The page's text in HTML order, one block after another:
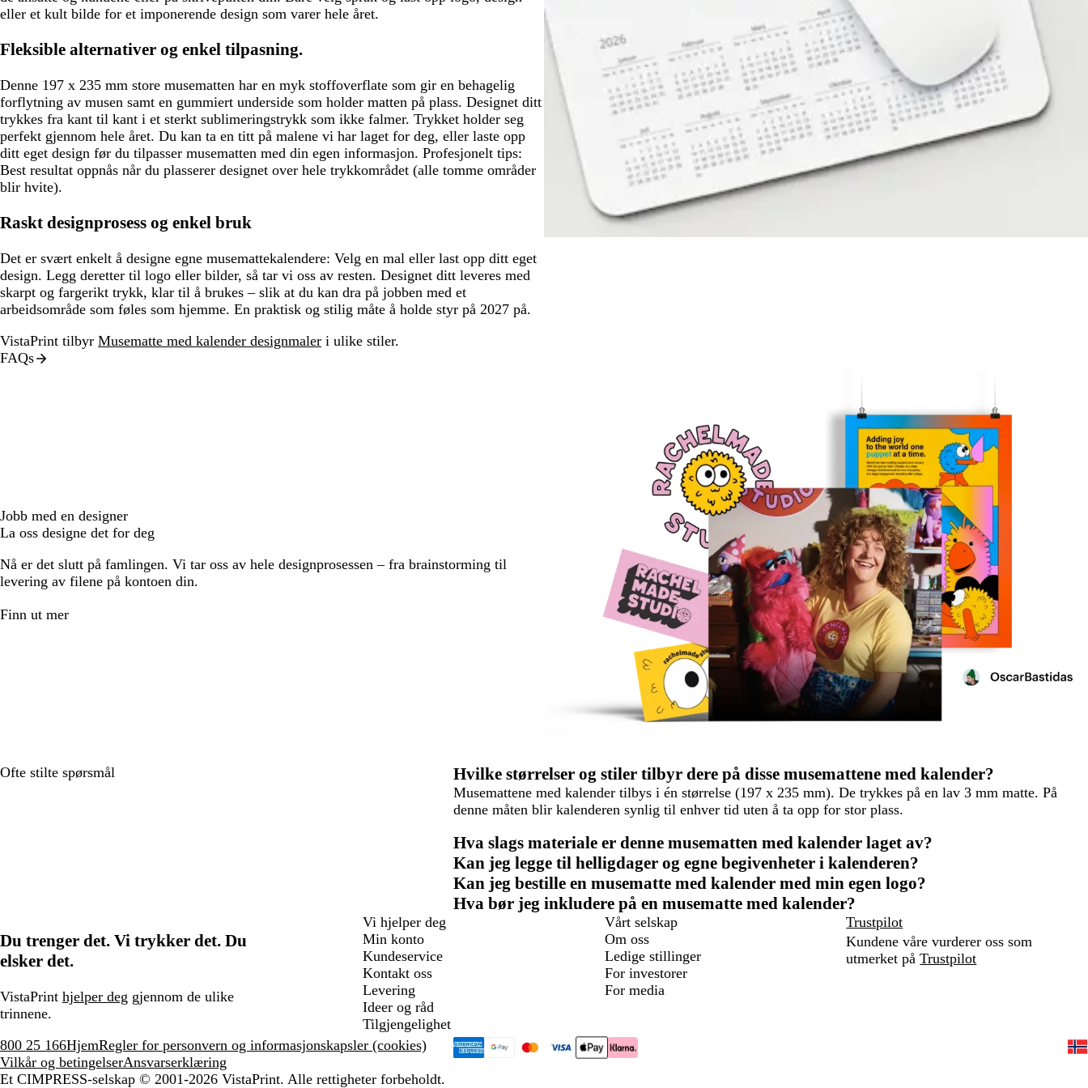
eller et kult bilde for et imponerende design som varer hele året.
Fleksible alternativer og enkel tilpasning.
Denne 197 x 235 mm store musematten har en myk stoffoverflate som gir en behagelig
forflytning av musen samt en gummiert underside som holder matten på plass. Designet ditt
trykkes fra kant til kant i et sterkt sublimeringstrykk som ikke falmer. Trykket holder seg
perfekt gjennom hele året. Du kan ta en titt på malene vi har laget for deg, eller laste opp
ditt eget design før du tilpasser musematten med din egen informasjon. Profesjonelt tips:
Best resultat oppnås når du plasserer designet over hele trykkområdet (alle tomme områder
blir hvite).
Raskt designprosess og enkel bruk
Det er svært enkelt å designe egne musemattekalendere: Velg en mal eller last opp ditt eget
design. Legg deretter til logo eller bilder, så tar vi oss av resten. Designet ditt leveres med
skarpt og fargerikt trykk, klar til å brukes – slik at du kan dra på jobben med et
arbeidsområde som føles som hjemme. En praktisk og stilig måte å holde styr på 2027 på.
VistaPrint tilbyr Musematte med kalender designmaler i ulike stiler.
FAQs
Jobb med en designer
La oss designe det for deg
Nå er det slutt på famlingen. Vi tar oss av hele designprosessen – fra brainstorming til
levering av filene på kontoen din.
Finn ut mer
Ofte stilte spørsmål Hvilke størrelser og stiler tilbyr dere på disse musemattene med kalender?
Musemattene med kalender tilbys i én størrelse (197 x 235 mm). De trykkes på en lav 3 mm matte. På
denne måten blir kalenderen synlig til enhver tid uten å ta opp for stor plass.
Hva slags materiale er denne musematten med kalender laget av?
Kan jeg legge til helligdager og egne begivenheter i kalenderen?
Kan jeg bestille en musematte med kalender med min egen logo?
Hva bør jeg inkludere på en musematte med kalender?
Du trenger det. Vi trykker det. Du
elsker det.
VistaPrint hjelper deg gjennom de ulike
trinnene.
Vi hjelper deg
Min konto
Kundeservice
Kontakt oss
Levering
Ideer og råd
Tilgjengelighet
Vårt selskap
Om oss
Ledige stillinger
For investorer
For media
Trustpilot
Kundene våre vurderer oss som
utmerket påTrustpilot
800 25 166HjemRegler for personvern og informasjonskapsler (cookies)
Vilkår og betingelserAnsvarserklæring
Et CIMPRESS-selskap © 2001-2026 VistaPrint. Alle rettigheter forbeholdt.